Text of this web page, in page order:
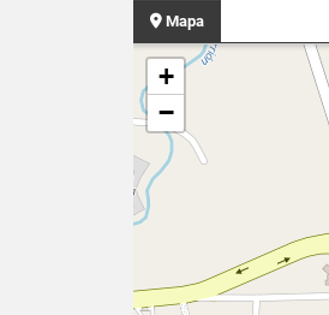
Mapa
+
−